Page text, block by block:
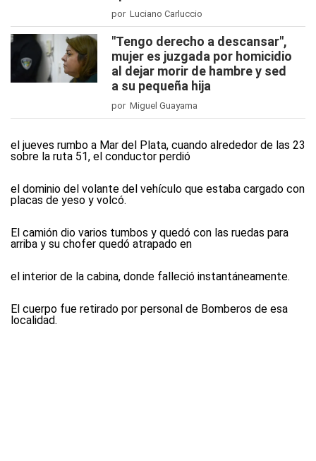
por Luciano Carluccio
"Tengo derecho a descansar",
mujer es juzgada por homicidio
al dejar morir de hambre y sed
a su pequeña hija
por Miguel Guayama
el jueves rumbo a Mar del Plata, cuando alrededor de las 23
sobre la ruta 51, el conductor perdió
el dominio del volante del vehículo que estaba cargado con
placas de yeso y volcó.
El camión dio varios tumbos y quedó con las ruedas para
arriba y su chofer quedó atrapado en
el interior de la cabina, donde falleció instantáneamente.
El cuerpo fue retirado por personal de Bomberos de esa
localidad.